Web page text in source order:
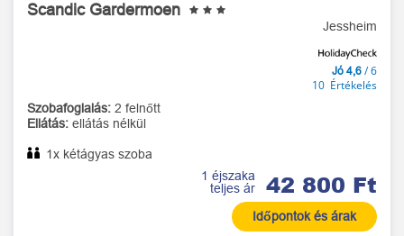
Scandic Gardermoen
Jessheim
Jó 4,6 / 6
10 Értékelés
Szobafoglalás: 2 felnőtt
Ellátás: ellátás nélkül
1x kétágyas szoba
1 éjszaka
teljes ár
42 800 Ft
Időpontok és árak